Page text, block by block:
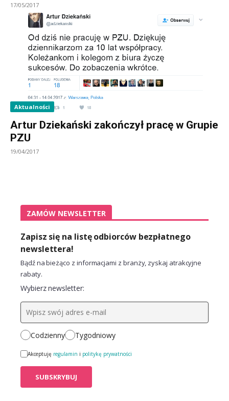
17/05/2017
Aktualności
Artur Dziekański zakończył pracę w Grupie
PZU
19/04/2017
ZAMÓW NEWSLETTER
Zapisz się na listę odbiorców bezpłatnego
newslettera!
Bądź na bieżąco z informacjami z branży, zyskaj atrakcyjne
rabaty.
Wybierz newsletter:
Codzienny Tygodniowy
Akceptuję regulamin i politykę prywatności